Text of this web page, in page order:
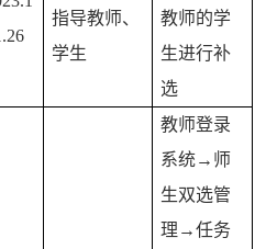
指导教师、
学生
教师的学
生进行补
选
教师登录
系统→师
生双选管
理→任务